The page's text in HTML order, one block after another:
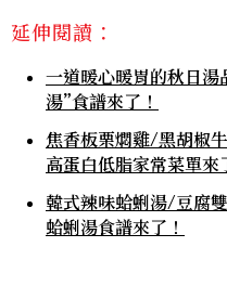
延伸閱讀：
一道暖心暖胃的秋日
湯”食譜來了！
焦香板栗燜雞/黑胡椒
高蛋白低脂家常菜單來
韓式辣味蛤蜊湯/豆腐
蛤蜊湯食譜來了！